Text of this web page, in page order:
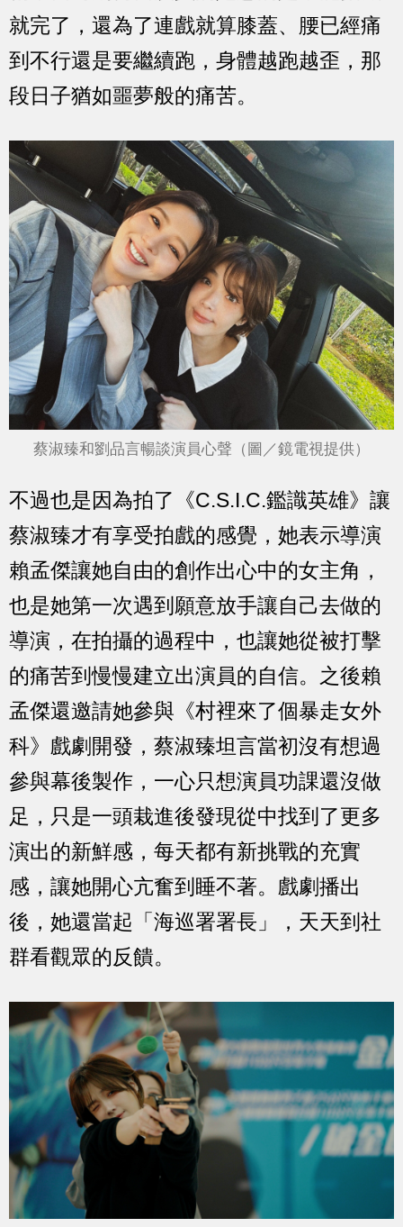
就完了，還為了連戲就算膝蓋、腰已經痛
到不行還是要繼續跑，身體越跑越歪，那
段日子猶如噩夢般的痛苦。
蔡淑臻和劉品言暢談演員心聲（圖／鏡電視提供）
不過也是因為拍了《C.S.I.C.鑑識英雄》讓
蔡淑臻才有享受拍戲的感覺，她表示導演
賴孟傑讓她自由的創作出心中的女主角，
也是她第一次遇到願意放手讓自己去做的
導演，在拍攝的過程中，也讓她從被打擊
的痛苦到慢慢建立出演員的自信。之後賴
孟傑還邀請她參與《村裡來了個暴走女外
科》戲劇開發，蔡淑臻坦言當初沒有想過
參與幕後製作，一心只想演員功課還沒做
足，只是一頭栽進後發現從中找到了更多
演出的新鮮感，每天都有新挑戰的充實
感，讓她開心亢奮到睡不著。戲劇播出
後，她還當起「海巡署署長」，天天到社
群看觀眾的反饋。